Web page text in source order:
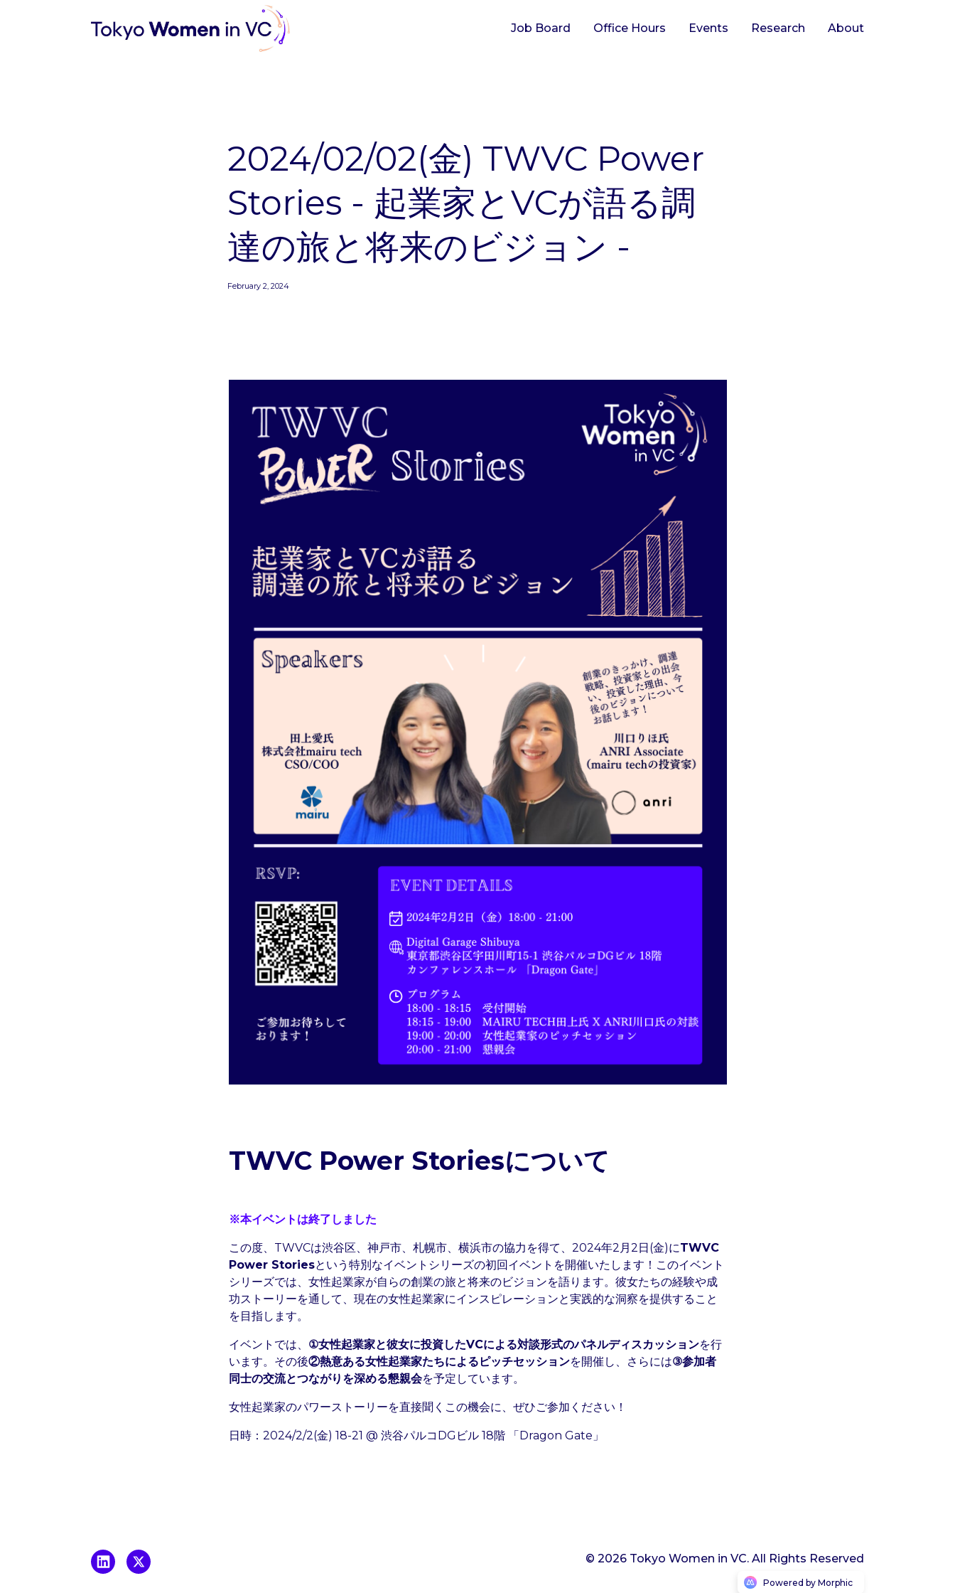
Job Board Office Hours Events Research About
2024/02/02(金) TWVC Power
Stories - 起業家とVCが語る調
達の旅と将来のビジョン -
February 2, 2024
TWVC Power Storiesについて
※本イベントは終了しました
この度、TWVCは渋谷区、神戸市、札幌市、横浜市の協力を得て、2024年2月2日(金)にTWVC
Power Storiesという特別なイベントシリーズの初回イベントを開催いたします！このイベント
シリーズでは、女性起業家が自らの創業の旅と将来のビジョンを語ります。彼女たちの経験や成
功ストーリーを通して、現在の女性起業家にインスピレーションと実践的な洞察を提供すること
を目指します。
イベントでは、 ①女性起業家と彼女に投資したVCによる対談形式のパネルディスカッションを行
います。その後②熱意ある女性起業家たちによるピッチセッションを開催し、さらには③参加者
同士の交流とつながりを深める懇親会を予定しています。
女性起業家のパワーストーリーを直接聞くこの機会に、ぜひご参加ください！
日時：2024/2/2(金) 18-21 @ 渋谷パルコDGビル 18階 「Dragon Gate」
© 2026 Tokyo Women in VC. All Rights Reserved
Powered by Morphic